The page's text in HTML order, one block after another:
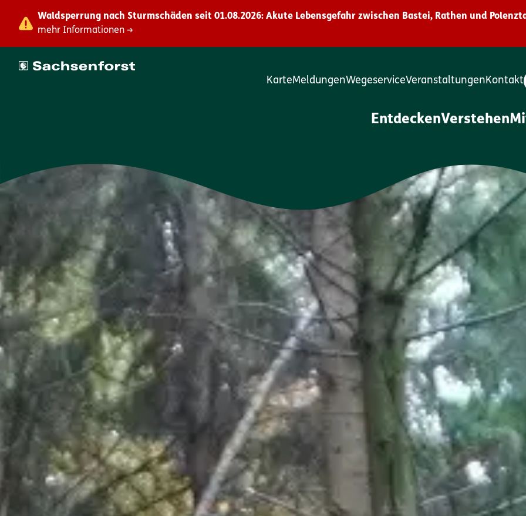
Waldsperrung nach Sturmschäden seit 01.08.2026: Akute Lebensgefahr zwischen Bastei, Rathen und
mehr Informationen →
KarteMeldungenWegeserviceVeranstaltungenKontakt
EntdeckenVerstehen